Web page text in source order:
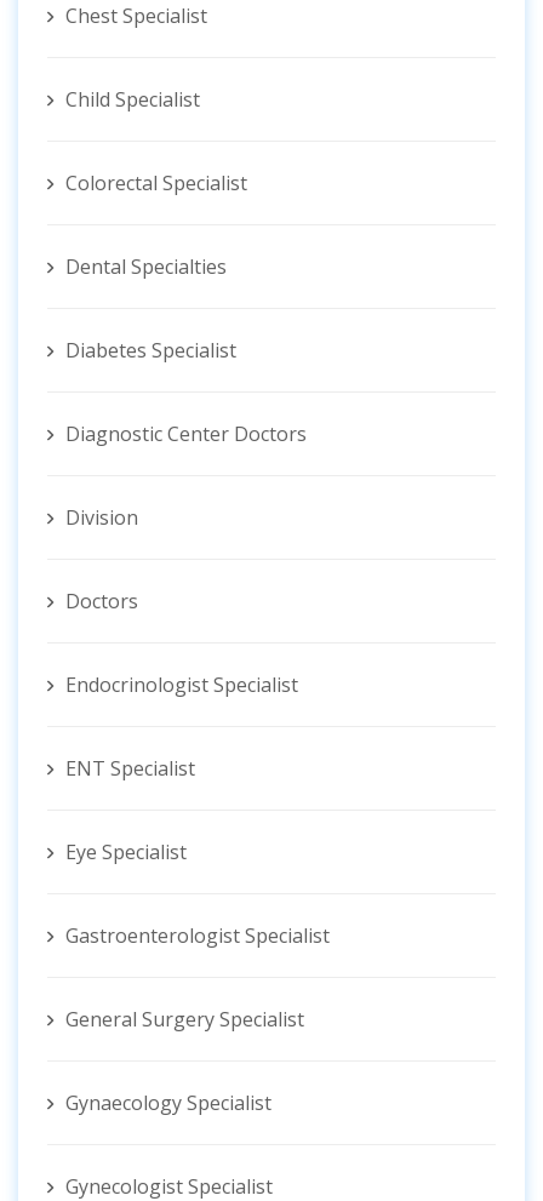
Chest Specialist
Child Specialist
Colorectal Specialist
Dental Specialties
Diabetes Specialist
Diagnostic Center Doctors
Division
Doctors
Endocrinologist Specialist
ENT Specialist
Eye Specialist
Gastroenterologist Specialist
General Surgery Specialist
Gynaecology Specialist
Gynecologist ‍Specialist